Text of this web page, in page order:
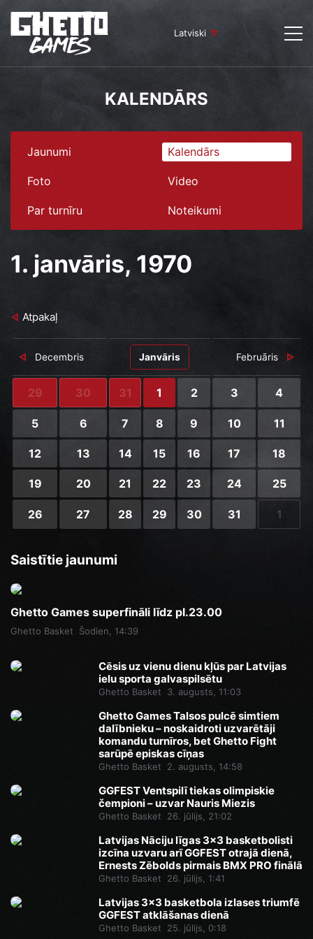
Latviski
KALENDĀRS
Jaunumi Kalendārs
Foto Video
Par turnīru Noteikumi
1. janvāris, 1970
Atpakaļ
Decembris Janvāris Februāris
29 30 31 1 2 3 4
5 6 7 8 9 10 11
12 13 14 15 16 17 18
19 20 21 22 23 24 25
26 27 28 29 30 31 1
Saistītie jaunumi
Ghetto Games superfināli līdz pl.23.00
Ghetto Basket Šodien, 14:39
Cēsis uz vienu dienu kļūs par Latvijas
ielu sporta galvaspilsētu
Ghetto Basket 3. augusts, 11:03
Ghetto Games Talsos pulcē simtiem
dalībnieku – noskaidroti uzvarētāji
komandu turnīros, bet Ghetto Fight
sarūpē episkas cīņas
Ghetto Basket 2. augusts, 14:58
GGFEST Ventspilī tiekas olimpiskie
čempioni – uzvar Nauris Miezis
Ghetto Basket 26. jūlijs, 21:02
Latvijas Nāciju līgas 3x3 basketbolisti
izcīna uzvaru arī GGFEST otrajā dienā,
Ernests Zēbolds pirmais BMX PRO finālā
Ghetto Basket 26. jūlijs, 1:41
Latvijas 3x3 basketbola izlases triumfē
GGFEST atklāšanas dienā
Ghetto Basket 25. jūlijs, 0:18